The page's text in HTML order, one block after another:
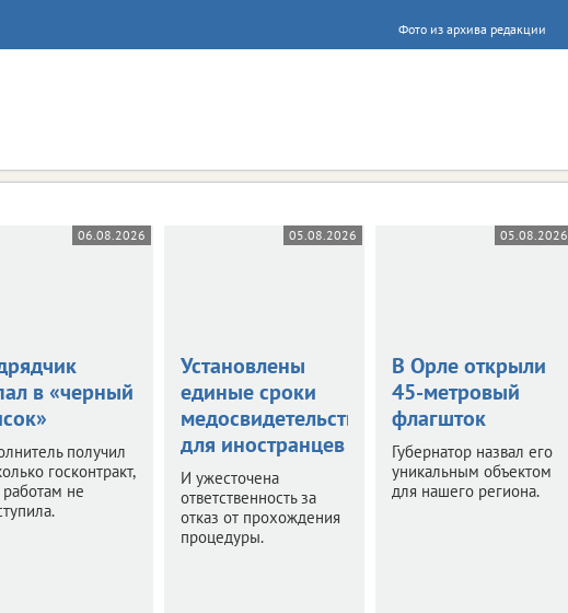
Фото из архива редакции
06.08.2026
в «черный
получил
госконтракт,
не
05.08.2026
Установлены
единые сроки
медосвидетельствования
для иностранцев
И ужесточена
ответственность за
отказ от прохождения
процедуры.
05.08.2026
В Орле открыли
45-метровый
флагшток
Губернатор назвал его
уникальным объектом
для нашего региона.